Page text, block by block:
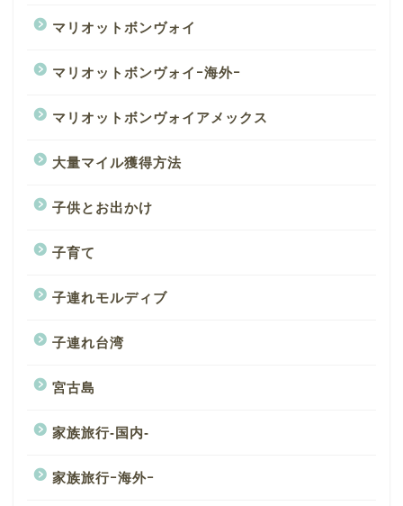
マリオットボンヴォイ
マリオットボンヴォイｰ海外ｰ
マリオットボンヴォイアメックス
大量マイル獲得方法
子供とお出かけ
子育て
子連れモルディブ
子連れ台湾
宮古島
家族旅行-国内-
家族旅行ｰ海外ｰ